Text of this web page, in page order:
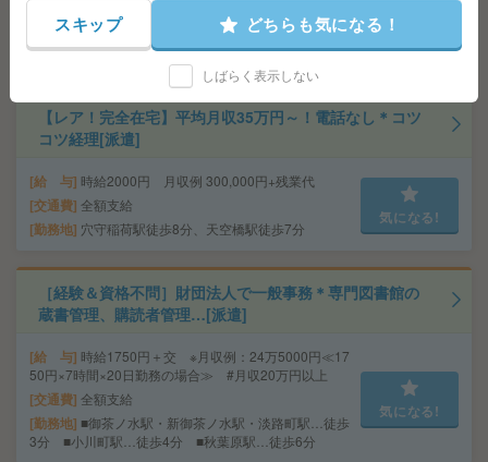
交通費支給あり
勤務地 東京都港区 東京メトロ日比谷線 六本木駅徒
歩1分
気になる!
【レア！完全在宅】平均月収35万円～！電話なし＊コツ
コツ経理[派遣]
給 与 時給2000円 月収例 300,000円+残業代
交通費 全額支給
勤務地 穴守稲荷駅徒歩8分、天空橋駅徒歩7分
気になる!
［経験＆資格不問］財団法人で一般事務＊専門図書館の
蔵書管理、購読者管理…[派遣]
給 与 時給1750円＋交 ※月収例：24万5000円≪17
50円×7時間×20日勤務の場合≫ #月収20万円以上
交通費 全額支給
勤務地 ■御茶ノ水駅・新御茶ノ水駅・淡路町駅…徒歩
3分 ■小川町駅…徒歩4分 ■秋葉原駅…徒歩6分
気になる!
スキップ どちらも気になる！
しばらく表示しない